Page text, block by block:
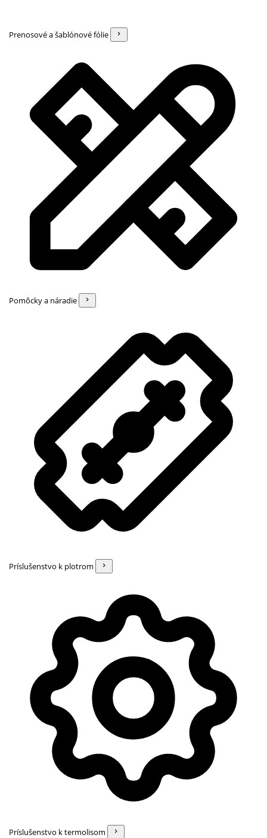
Prenosové a šablónové fólie
Pomôcky a náradie
Príslušenstvo k plotrom
Príslušenstvo k termolisom